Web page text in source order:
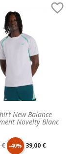
New Balance
Novelty Blanc

€ -40% Prix
39,00 €